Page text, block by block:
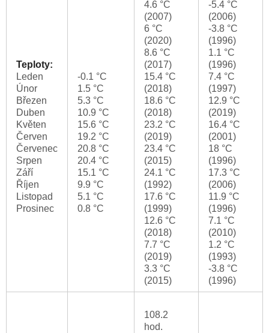
Teploty:
Leden
Únor
Březen
Duben
Květen
Červen
Červenec
Srpen
Září
Říjen
Listopad
Prosinec
-0.1 °C
1.5 °C
5.3 °C
10.9 °C
15.6 °C
19.2 °C
20.8 °C
20.4 °C
15.1 °C
9.9 °C
5.1 °C
0.8 °C
4.6 °C
(2007)
6 °C
(2020)
8.6 °C
(2017)
15.4 °C
(2018)
18.6 °C
(2018)
23.2 °C
(2019)
23.4 °C
(2015)
24.1 °C
(1992)
17.6 °C
(1999)
12.6 °C
(2018)
7.7 °C
(2019)
3.3 °C
(2015)
-5.4 °C
(2006)
-3.8 °C
(1996)
1.1 °C
(1996)
7.4 °C
(1997)
12.9 °C
(2019)
16.4 °C
(2001)
18 °C
(1996)
17.3 °C
(2006)
11.9 °C
(1996)
7.1 °C
(2010)
1.2 °C
(1993)
-3.8 °C
(1996)
108.2
hod.